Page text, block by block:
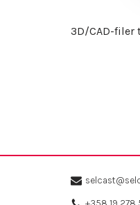
3D/CAD-filer